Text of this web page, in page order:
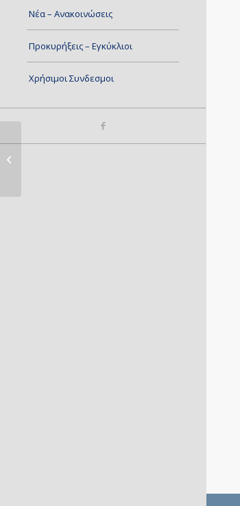
Νέα – Ανακοινώσεις
Προκυρήξεις – Εγκύκλιοι
Χρήσιμοι Συνδεσμοι